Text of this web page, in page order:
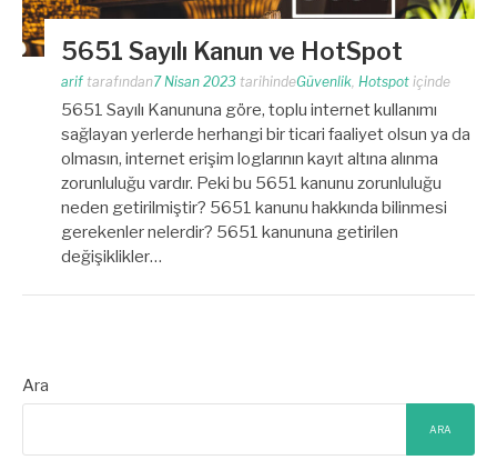
5651 Sayılı Kanun ve HotSpot
arif tarafından7 Nisan 2023 tarihindeGüvenlik, Hotspot içinde
5651 Sayılı Kanununa göre, toplu internet kullanımı
sağlayan yerlerde herhangi bir ticari faaliyet olsun ya da
olmasın, internet erişim loglarının kayıt altına alınma
zorunluluğu vardır. Peki bu 5651 kanunu zorunluluğu
neden getirilmiştir? 5651 kanunu hakkında bilinmesi
gerekenler nelerdir? 5651 kanununa getirilen
değişiklikler…
Ara
ARA